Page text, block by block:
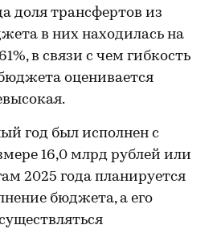
доля трансфертов из
в них находилась на
в связи с чем гибкость
оценивается
год был исполнен с
16,0 млрд рублей или
2025 года планируется
бюджета, а его